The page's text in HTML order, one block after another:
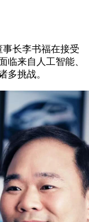
长李书福在接受
临来自人工智能、
多挑战。